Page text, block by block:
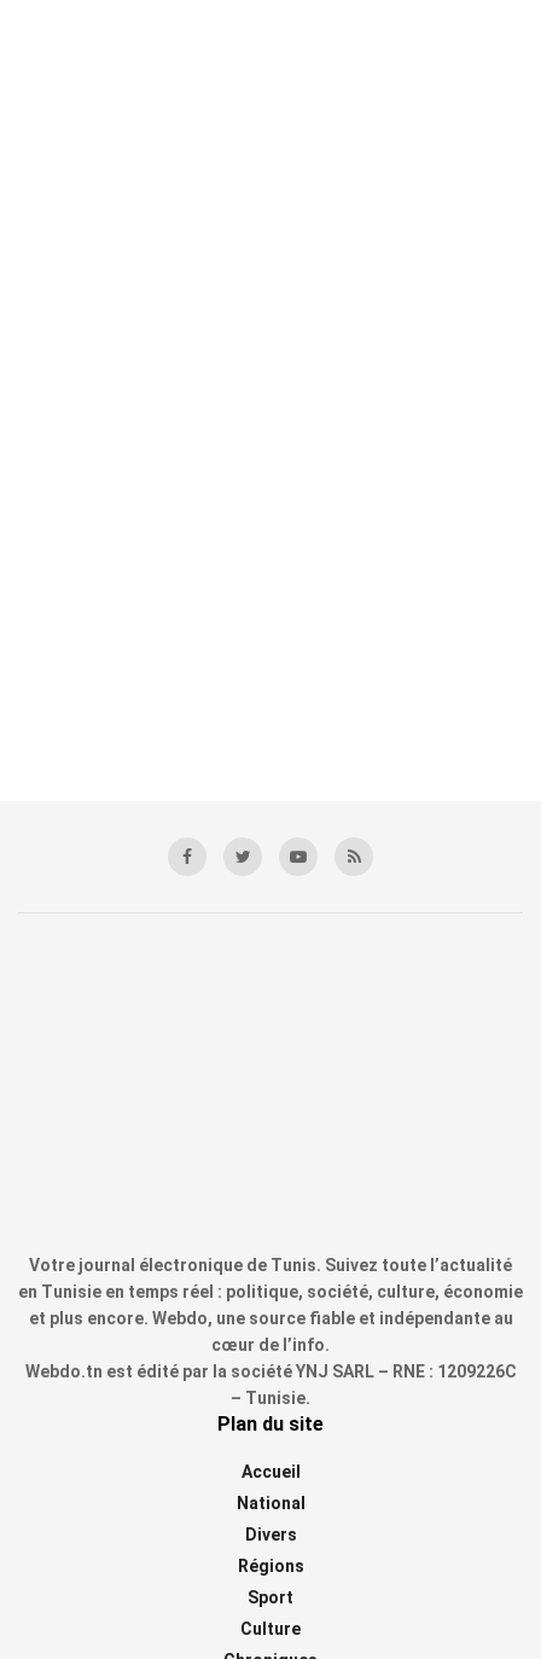
Votre journal électronique de Tunis. Suivez toute l’actualité
en Tunisie en temps réel : politique, société, culture, économie
et plus encore. Webdo, une source fiable et indépendante au
cœur de l’info.
Webdo.tn est édité par la société YNJ SARL – RNE : 1209226C
– Tunisie.
Plan du site
Accueil
National
Divers
Régions
Sport
Culture